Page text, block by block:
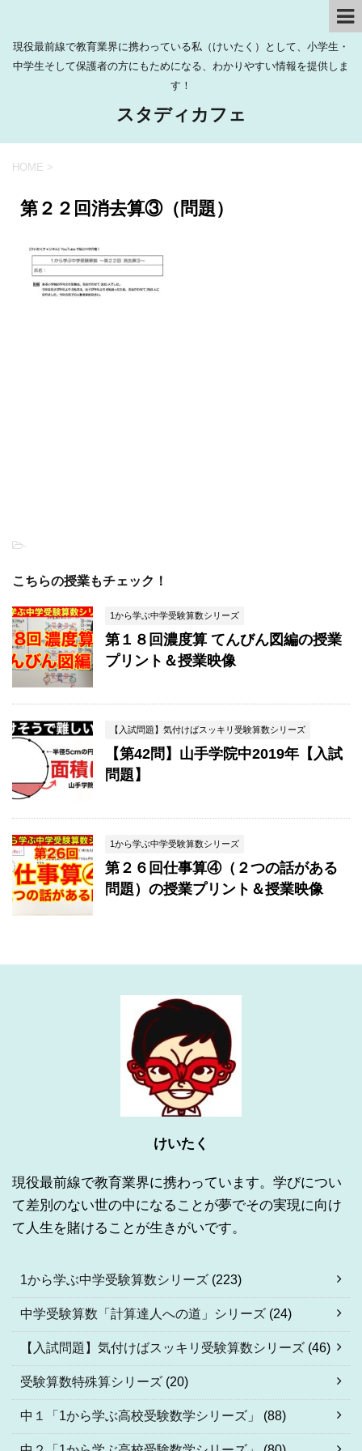
現役最前線で教育業界に携わっている私（けいたく）として、小学生・
中学生そして保護者の方にもためになる、わかりやすい情報を提供しま
す！
スタディカフェ
HOME >
第２２回消去算③（問題）
-
こちらの授業もチェック！
1から学ぶ中学受験算数シリーズ
第１８回濃度算 てんびん図編の授業
プリント＆授業映像
【入試問題】気付けばスッキリ受験算数シリーズ
【第42問】山手学院中2019年【入試
問題】
1から学ぶ中学受験算数シリーズ
第２６回仕事算④（２つの話がある
問題）の授業プリント＆授業映像
けいたく
現役最前線で教育業界に携わっています。学びについ
て差別のない世の中になることが夢でその実現に向け
て人生を賭けることが生きがいです。
1から学ぶ中学受験算数シリーズ (223)
中学受験算数「計算達人への道」シリーズ (24)
【入試問題】気付けばスッキリ受験算数シリーズ (46)
受験算数特殊算シリーズ (20)
中１「1から学ぶ高校受験数学シリーズ」 (88)